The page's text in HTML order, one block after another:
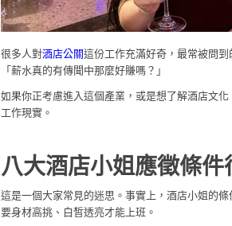
很多人對酒店公關這份工作充滿好奇，最常被問
「薪水真的有傳聞中那麼好賺嗎？」
如果你正考慮進入這個產業，或是想了解酒店文
工作現實。
八大酒店小姐應徵條件
這是一個大家常見的迷思。事實上，酒店小姐的
要身材高挑、白皙透亮才能上班。